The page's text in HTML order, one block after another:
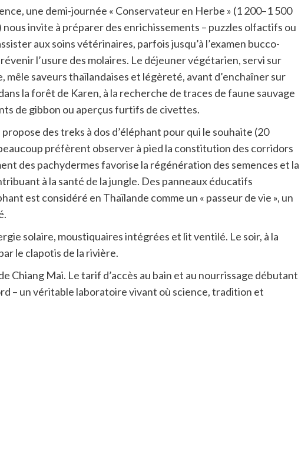
une demi-journée « Conservateur en Herbe » (1 200–1 500
invite à préparer des enrichissements – puzzles olfactifs ou
aux soins vétérinaires, parfois jusqu’à l’examen bucco-
l’usure des molaires. Le déjeuner végétarien, servi sur
mêle saveurs thaïlandaises et légèreté, avant d’enchaîner sur
la forêt de Karen, à la recherche de traces de faune sauvage
de gibbon ou aperçus furtifs de civettes.
des treks à dos d’éléphant pour qui le souhaite (20
préfèrent observer à pied la constitution des corridors
des pachydermes favorise la régénération des semences et la
à la santé de la jungle. Des panneaux éducatifs
est considéré en Thaïlande comme un « passeur de vie », un
solaire, moustiquaires intégrées et lit ventilé. Le soir, à la
le clapotis de la rivière.
Chiang Mai. Le tarif d’accès au bain et au nourrissage débutant
– un véritable laboratoire vivant où science, tradition et